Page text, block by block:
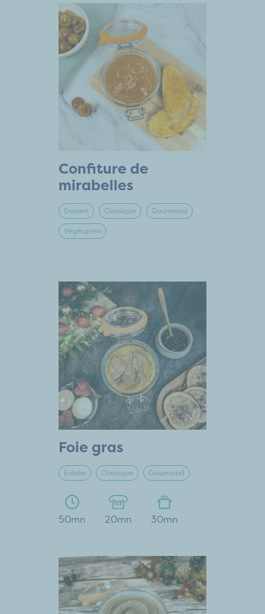
Confiture de
mirabelles
Dessert Classique Gourmand
Végétarien
Foie gras
Entrée Classique Gourmand
50mn 20mn 30mn